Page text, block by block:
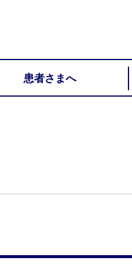
患者さまへ